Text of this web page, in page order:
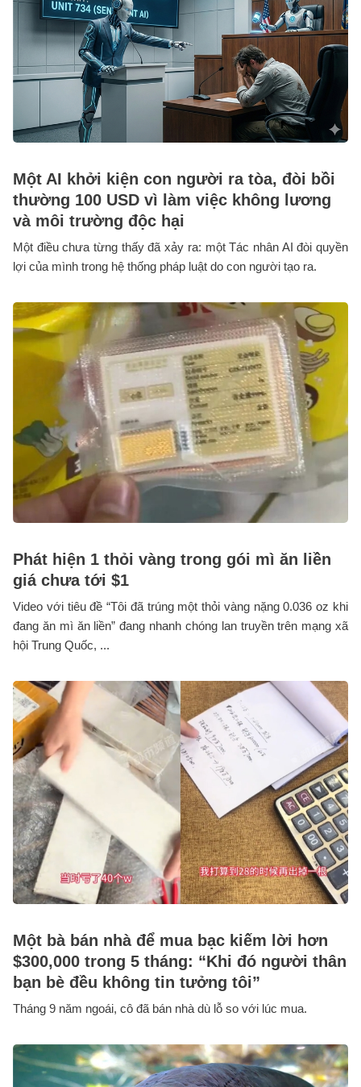
Một AI khởi kiện con người ra tòa, đòi bồi
thường 100 USD vì làm việc không lương
và môi trường độc hại
Một điều chưa từng thấy đã xảy ra: một Tác nhân AI đòi quyền
lợi của mình trong hệ thống pháp luật do con người tạo ra.
Phát hiện 1 thỏi vàng trong gói mì ăn liền
giá chưa tới $1
Video với tiêu đề “Tôi đã trúng một thỏi vàng nặng 0.036 oz khi
đang ăn mì ăn liền” đang nhanh chóng lan truyền trên mạng xã
hội Trung Quốc, ...
Một bà bán nhà để mua bạc kiếm lời hơn
$300,000 trong 5 tháng: “Khi đó người thân
bạn bè đều không tin tưởng tôi”
Tháng 9 năm ngoái, cô đã bán nhà dù lỗ so với lúc mua.